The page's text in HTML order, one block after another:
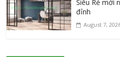
Siêu Rẻ mới
đỉnh
August 7,